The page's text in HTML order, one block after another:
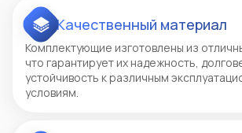
Качественный материал
Комплектующие изготовлены из
что гарантирует их надежность,
устойчивость к различным
условиям.